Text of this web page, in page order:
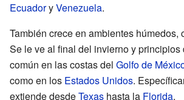
EcuadoryVenezuela.
También crece en ambientes húmedos,
Se le ve al final del invierno y principios
común en las costas del Golfo de
como en los Estados Unidos.
extiende desdeTexas hasta la Florida.